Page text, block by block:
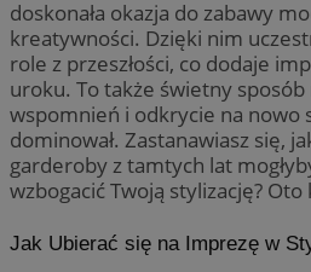
doskonała okazja do zabawy
kreatywności. Dzięki nim
role z przeszłości, co dodaje
uroku. To także świetny
wspomnień i odkrycie na nowo
dominował. Zastanawiasz się,
garderoby z tamtych lat
wzbogacić Twoją stylizację?
Jak Ubierać się na Imprezę w